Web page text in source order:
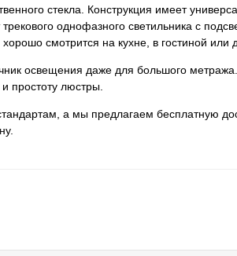
стекла. Конструкция имеет
однофазного светильника с
смотрится на кухне, в гостиной или
освещения даже для большого
простоту люстры.
а мы предлагаем бесплатную